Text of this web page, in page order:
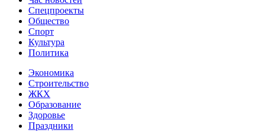
Спецпроекты
Общество
Спорт
Культура
Политика
Экономика
Строительство
ЖКХ
Образование
Здоровье
Праздники